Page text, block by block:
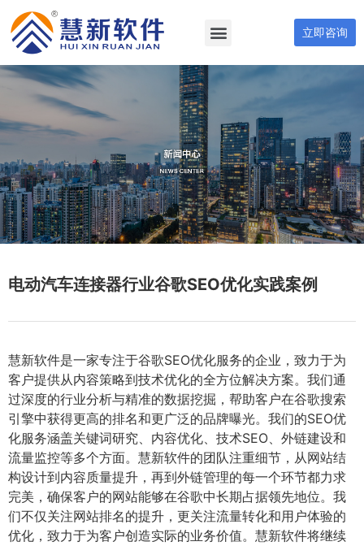
立即咨询
电动汽车连接器行业谷歌SEO优化实践案例
慧新软件是一家专注于谷歌SEO优化服务的企业，致力于为
客户提供从内容策略到技术优化的全方位解决方案。我们通
过深度的行业分析与精准的数据挖掘，帮助客户在谷歌搜索
引擎中获得更高的排名和更广泛的品牌曝光。我们的SEO优
化服务涵盖关键词研究、内容优化、技术SEO、外链建设和
流量监控等多个方面。慧新软件的团队注重细节，从网站结
构设计到内容质量提升，再到外链管理的每一个环节都力求
完美，确保客户的网站能够在谷歌中长期占据领先地位。我
们不仅关注网站排名的提升，更关注流量转化和用户体验的
优化，致力于为客户创造实际的业务价值。慧新软件将继续